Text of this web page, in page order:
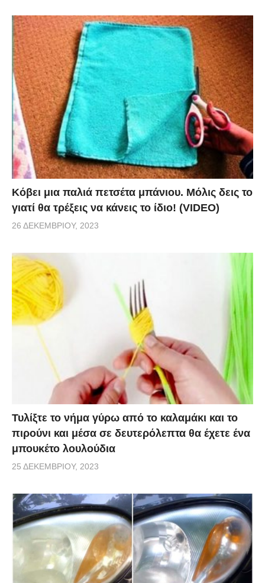
Κόβει μια παλιά πετσέτα μπάνιου. Μόλις δεις το
γιατί θα τρέξεις να κάνεις το ίδιο! (VIDEO)
26 ΔΕΚΕΜΒΡΊΟΥ, 2023
Τυλίξτε το νήμα γύρω από το καλαμάκι και το
πιρούνι και μέσα σε δευτερόλεπτα θα έχετε ένα
μπουκέτο λουλούδια
25 ΔΕΚΕΜΒΡΊΟΥ, 2023